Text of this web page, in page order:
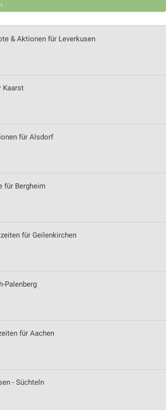
& Aktionen für Leverkusen
Kaarst
für Alsdorf
für Bergheim
für Geilenkirchen
Palenberg
für Aachen
- Süchteln